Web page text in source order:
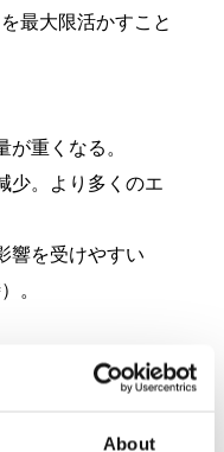
About
最大限活かすこと
重くなる。
。より多くのエ
を受けやすい
。